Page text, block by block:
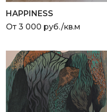
HAPPINESS
От 3 000 руб./кв.м